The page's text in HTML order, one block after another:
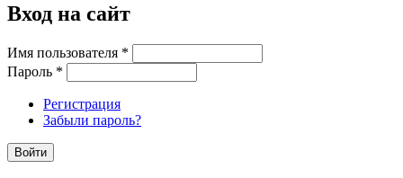
Вход на сайт
Имя пользователя *
Пароль *
Регистрация
Забыли пароль?